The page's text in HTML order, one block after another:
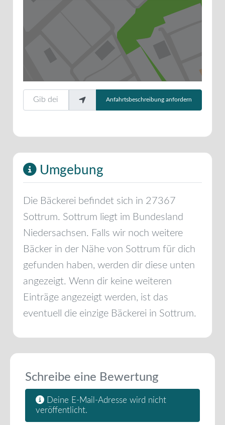
Gib deinen Standort ein.
Anfahrtsbeschreibung anfordern
Umgebung
Die Bäckerei befindet sich in 27367
Sottrum. Sottrum liegt im Bundesland
Niedersachsen. Falls wir noch weitere
Bäcker in der Nähe von Sottrum für dich
gefunden haben, werden dir diese unten
angezeigt. Wenn dir keine weiteren
Einträge angezeigt werden, ist das
eventuell die einzige Bäckerei in Sottrum.
Schreibe eine Bewertung
Deine E-Mail-Adresse wird nicht
veröffentlicht.